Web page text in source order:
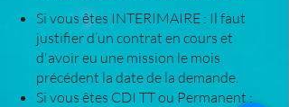
Si vous êtes INTERIMAIRE : Il faut
justifier d’un contrat en cours et
d'avoir eu une mission le mois
précédent la date de la demande.
Si vous êtes CDI TT ou Permanent :